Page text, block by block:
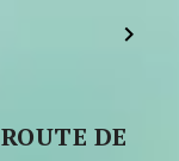

DE